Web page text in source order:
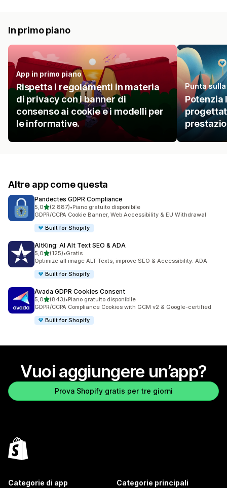
In primo piano
App in primo piano
Rispetta i regolamenti in materia
di privacy con i banner di
consenso ai cookie e i modelli per
le informative.
Punta
Potenzia
Altre app come questa
Pandectes GDPR Compliance
5,0stelle su 5
(2.887)
2887 recensioni totali
•Piano gratuito disponibile
GDPR/CCPA Cookie Banner, Web Accessibility & EU Withdrawal
Built for Shopify
AltKing: AI Alt Text SEO & ADA
5,0stelle su 5
(125)
125 recensioni totali
•Gratis
Optimize all image ALT Texts, improve SEO & Accessibility: ADA
Built for Shopify
Avada GDPR Cookies Consent
5,0stelle su 5
(843)
843 recensioni totali
•Piano gratuito disponibile
GDPR/CCPA Compliance Cookies with GCM v2 & Google-certified
Built for Shopify
Vuoi aggiungere un’app?
Prova Shopify gratis per tre giorni
Categorie di app Categorie principali